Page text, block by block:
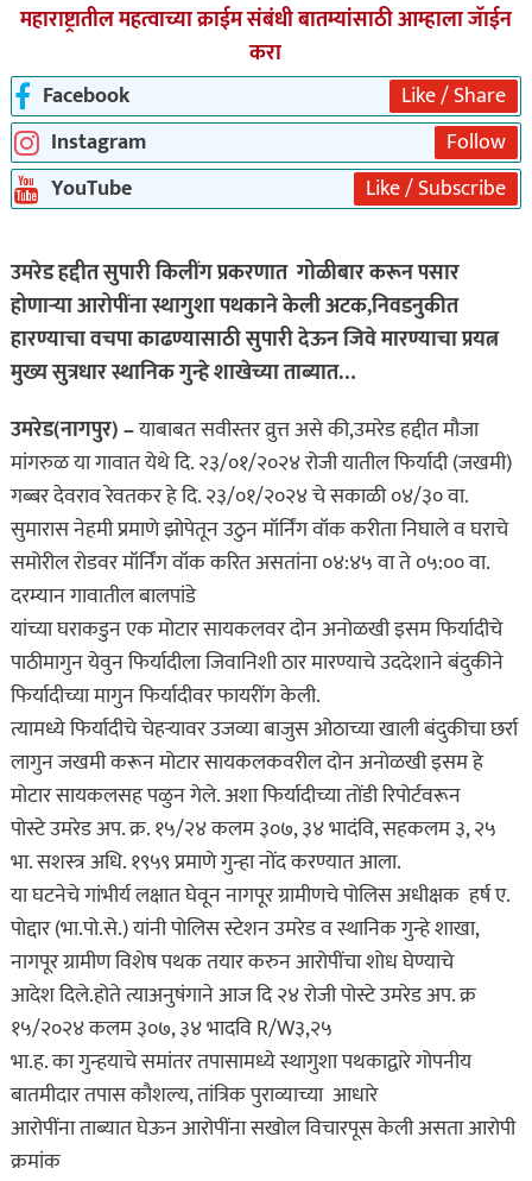
महाराष्ट्रातील महत्वाच्या क्राईम संबंधी बातम्यांसाठी आम्हाला जॅाईन
करा
Facebook
Like / Share
Instagram
Follow
YouTube
Like / Subscribe
उमरेड हद्दीत सुपारी किलींग प्रकरणात गोळीबार करून पसार
होणाऱ्या आरोपींना स्थागुशा पथकाने केली अटक,निवडनुकीत
हारण्याचा वचपा काढण्यासाठी सुपारी देऊन जिवे मारण्याचा प्रयत्न
मुख्य सुत्रधार स्थानिक गुन्हे शाखेच्या ताब्यात…
उमरेड(नागपुर) –याबाबत सवीस्तर व्रुत्त असे की,उमरेड हद्दीत मौजा
मांगरुळ या गावात येथे दि. २३/०१/२०२४ रोजी यातील फिर्यादी (जखमी)
गब्बर देवराव रेवतकर हे दि. २३/०१/२०२४ चे सकाळी ०४/३० वा.
सुमारास नेहमी प्रमाणे झोपेतून उठुन मॉर्निंग वॉक करीता निघाले व घराचे
समोरील रोडवर मॉर्निंग वॉक करित असतांना ०४:४५ वा ते ०५:०० वा.
दरम्यान गावातील बालपांडे
यांच्या घराकडुन एक मोटार सायकलवर दोन अनोळखी इसम फिर्यादीचे
पाठीमागुन येवुन फिर्यादीला जिवानिशी ठार मारण्याचे उददेशाने बंदुकीने
फिर्यादीच्या मागुन फिर्यादीवर फायरींग केली.
त्यामध्ये फिर्यादीचे चेहऱ्यावर उजव्या बाजुस ओठाच्या खाली बंदुकीचा छर्रा
लागुन जखमी करून मोटार सायकलकवरील दोन अनोळखी इसम हे
मोटार सायकलसह पळुन गेले. अशा फिर्यादीच्या तोंडी रिपोर्टवरून
पोस्टे उमरेड अप. क्र. १५/२४ कलम ३०७, ३४ भादंवि, सहकलम ३, २५
भा. सशस्त्र अधि. १९५९ प्रमाणे गुन्हा नोंद करण्यात आला.
या घटनेचे गांभीर्य लक्षात घेवून नागपूर ग्रामीणचे पोलिस अधीक्षक हर्ष ए.
पोद्दार (भा.पो.से.) यांनी पोलिस स्टेशन उमरेड व स्थानिक गुन्हे शाखा,
नागपूर ग्रामीण विशेष पथक तयार करुन आरोपींचा शोध घेण्याचे
आदेश दिले.होते त्याअनुषंगाने आज दि २४ रोजी पोस्टे उमरेड अप. क्र
१५/२०२४ कलम ३०७, ३४ भादवि R/W३,२५
भा.ह. का गुन्हयाचे समांतर तपासामध्ये स्थागुशा पथकाद्वारे गोपनीय
बातमीदार तपास कौशल्य, तांत्रिक पुराव्याच्या आधारे
आरोपींना ताब्यात घेऊन आरोपींना सखोल विचारपूस केली असता आरोपी
क्रमांक